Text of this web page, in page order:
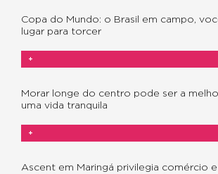
Copa do Mundo: o Brasil em campo,
lugar para torcer
+
Morar longe do centro pode ser a
uma vida tranquila
+
Ascent em Maringá privilegia comércio